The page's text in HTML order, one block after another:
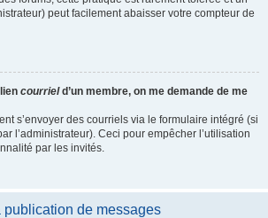
peut facilement abaisser votre compteur de
courrield’un membre, on me demande de me
s’envoyer des courriels via le formulaire intégré (si
l’administrateur). Ceci pour empêcher l’utilisation
par les invités.
publication de messages